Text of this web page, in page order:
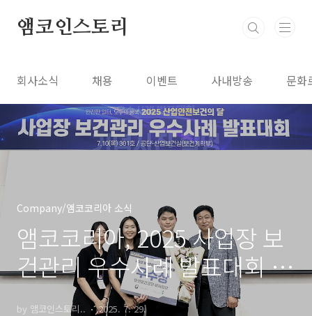
앰코인스토리
회사소식 채용 이벤트 사내방송 문화
Company/앰코코리아 소식
앰코코리아, 2025 사업장 보
건관리 우수사례 발표대회 우
수상 수상
by 앰코인스토리.. 2025. 7. 29.